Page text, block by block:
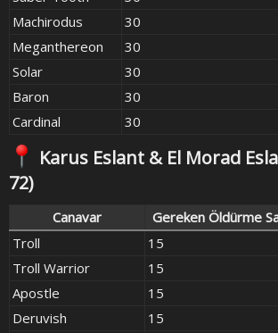
Machirodus
30
Meganthereon
30
Solar
30
Baron
30
Cardinal
30
Karus Eslant & El Morad
72)​
Canavar Gereken Öldürme
Troll
15
Troll Warrior
15
Apostle
15
Deruvish
15